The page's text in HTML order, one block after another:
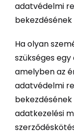
adatvédelmi
Ha olyan
szükséges
amelyben az
adatvédelmi
adatkezelési